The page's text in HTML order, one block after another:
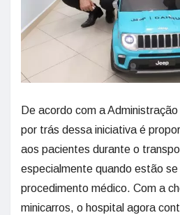
De acordo com a
por trás dessa iniciativa é
aos pacientes durante o
especialmente quando estão
procedimento médico. Com a
minicarros, o hospital agora